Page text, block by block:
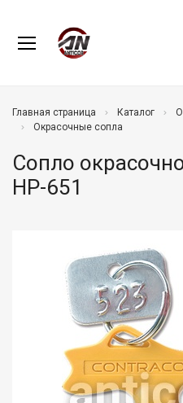
Главная страница Каталог
Окрасочные сопла
Сопло
HP-651